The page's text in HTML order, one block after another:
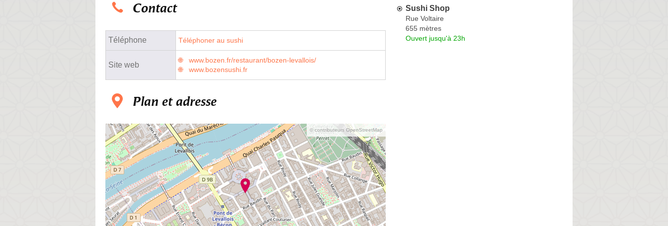
Contact
Téléphone Téléphoner au sushi
Site web
www.bozen.fr/restaurant/bozen-levallois/
www.bozensushi.fr
Plan et adresse
© contributeurs OpenStreetMap
Sushi Shop
Rue Voltaire
655 mètres
Ouvert jusqu'à 23h